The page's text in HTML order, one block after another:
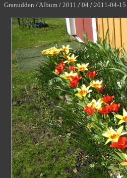
Granudden /Album / 2011 / 04 / 2011-04-15